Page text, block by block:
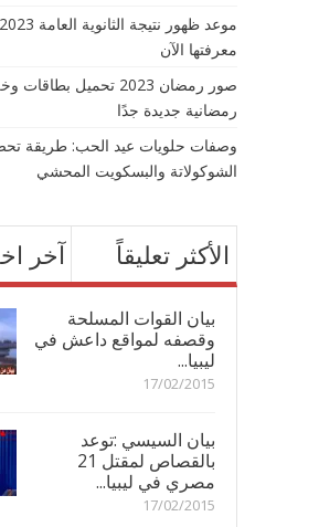
معرفتها الآن
صور رمضان 2023 تحميل
رمضانية جديدة جدًا
وصفات حلويات عيد الحب: طريقة
الشوكولاتة والبسكويت المحشي
آخر الأكثر تعليقاً
بيان القوات المسلحة
وقصفه لمواقع داعش في
ليبيا...
17/02/2015
بيان السيسي :توعد
بالقصاص لمقتل 21
مصري في ليبيا...
17/02/2015